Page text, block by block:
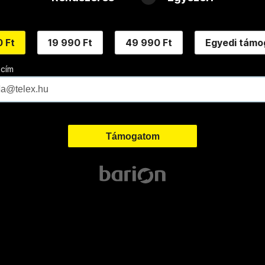
Ft 19 990 Ft 49 990 Ft Egyedi